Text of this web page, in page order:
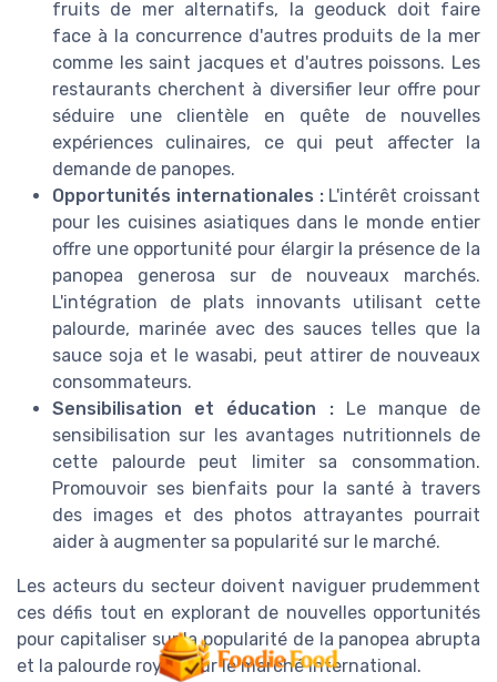
fruits de mer alternatifs, la geoduck doit faire
face à la concurrence d'autres produits de la mer
comme les saint jacques et d'autres poissons. Les
restaurants cherchent à diversifier leur offre pour
séduire une clientèle en quête de nouvelles
expériences culinaires, ce qui peut affecter la
demande de panopes.
Opportunités internationales :L'intérêt croissant
pour les cuisines asiatiques dans le monde entier
offre une opportunité pour élargir la présence de la
panopea generosa sur de nouveaux marchés.
L'intégration de plats innovants utilisant cette
palourde, marinée avec des sauces telles que la
sauce soja et le wasabi, peut attirer de nouveaux
consommateurs.
Sensibilisation et éducation :Le manque de
sensibilisation sur les avantages nutritionnels de
cette palourde peut limiter sa consommation.
Promouvoir ses bienfaits pour la santé à travers
des images et des photos attrayantes pourrait
aider à augmenter sa popularité sur le marché.
Les acteurs du secteur doivent naviguer prudemment
ces défis tout en explorant de nouvelles opportunités
pour capitaliser sur la popularité de la panopea abrupta
et la palourde royale sur le marché international.